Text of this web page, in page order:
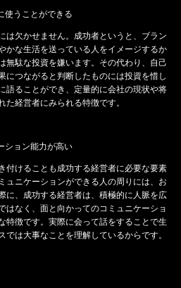
使うことができる
は欠かせません。成功者というと、ブラン
かな生活を送っている人をイメージするか
無駄な投資を嫌います。その代わり、自己
につながると判断したものには投資を惜し
語ることができ、定量的に会社の現状や将
経営者にみられる特徴です。
ション能力が高い
付けることも成功する経営者に必要な要素
ュニケーションができる人の周りには、お
に、成功する経営者は、積極的に人脈を広
はなく、面と向かってのコミュニケーショ
特徴です。実際に会って話をすることで生
では大事なことを理解しているからです。